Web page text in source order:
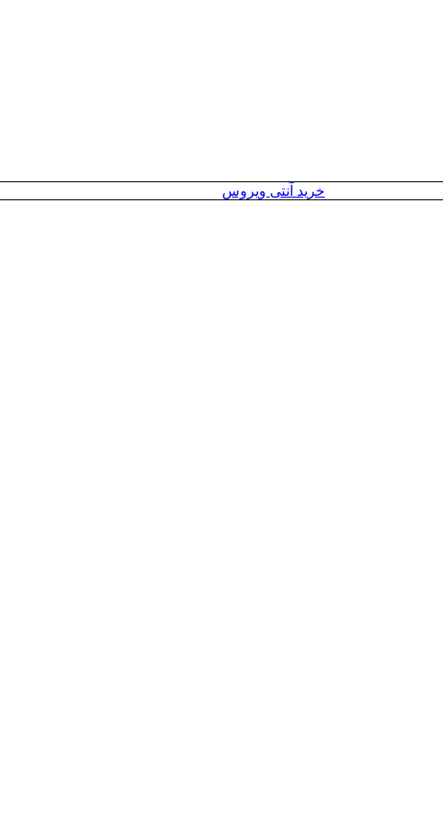
خرید آنتی ویروس